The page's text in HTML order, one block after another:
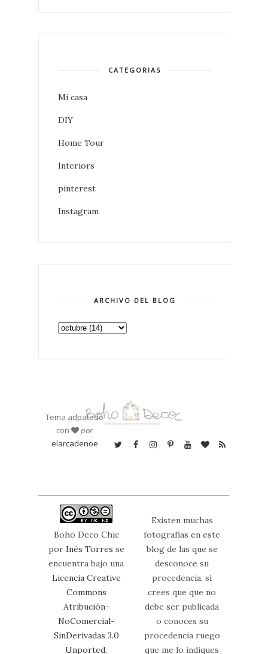
CATEGORIAS
Mi casa
DIY
Home Tour
Interiors
pinterest
Instagram
ARCHIVO DEL BLOG
Tema adpatado
con
por
elarcadenoe
Boho Deco Chic
por Inés Torres se
encuentra bajo una
Licencia Creative
Commons
Atribución-
NoComercial-
SinDerivadas 3.0
Unported.
Existen muchas
fotografías en este
blog de las que se
desconoce su
procedencia, sí
crees que que no
debe ser publicada
o conoces su
procedencia ruego
que me lo indiques